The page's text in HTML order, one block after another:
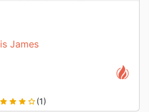
James
star star star star_border(1)